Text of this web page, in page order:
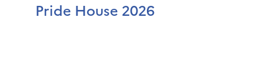
Pride House 2026